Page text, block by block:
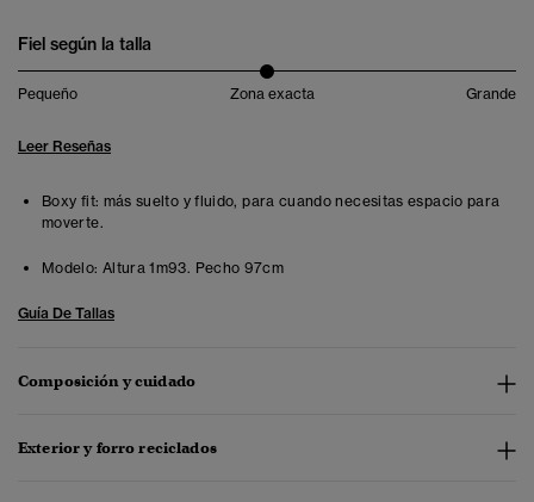
Fiel según la talla
Pequeño Zona exacta Grande
Leer Reseñas
Boxy fit: más suelto y fluido, para cuando necesitas espacio para
moverte.
Modelo: Altura 1m93. Pecho 97cm
Guía De Tallas
Composición y cuidado
Exterior y forro reciclados